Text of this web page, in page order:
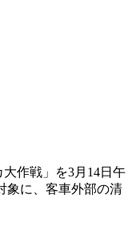
作戦」を3月14日午
象に、客車外部の清